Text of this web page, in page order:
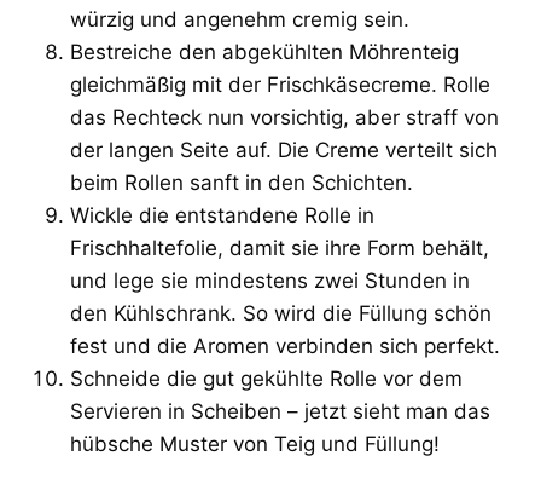
würzig und angenehm cremig sein.
Bestreiche den abgekühlten Möhrenteig
gleichmäßig mit der Frischkäsecreme. Rolle
das Rechteck nun vorsichtig, aber straff von
der langen Seite auf. Die Creme verteilt sich
beim Rollen sanft in den Schichten.
Wickle die entstandene Rolle in
Frischhaltefolie, damit sie ihre Form behält,
und lege sie mindestens zwei Stunden in
den Kühlschrank. So wird die Füllung schön
fest und die Aromen verbinden sich perfekt.
Schneide die gut gekühlte Rolle vor dem
Servieren in Scheiben – jetzt sieht man das
hübsche Muster von Teig und Füllung!